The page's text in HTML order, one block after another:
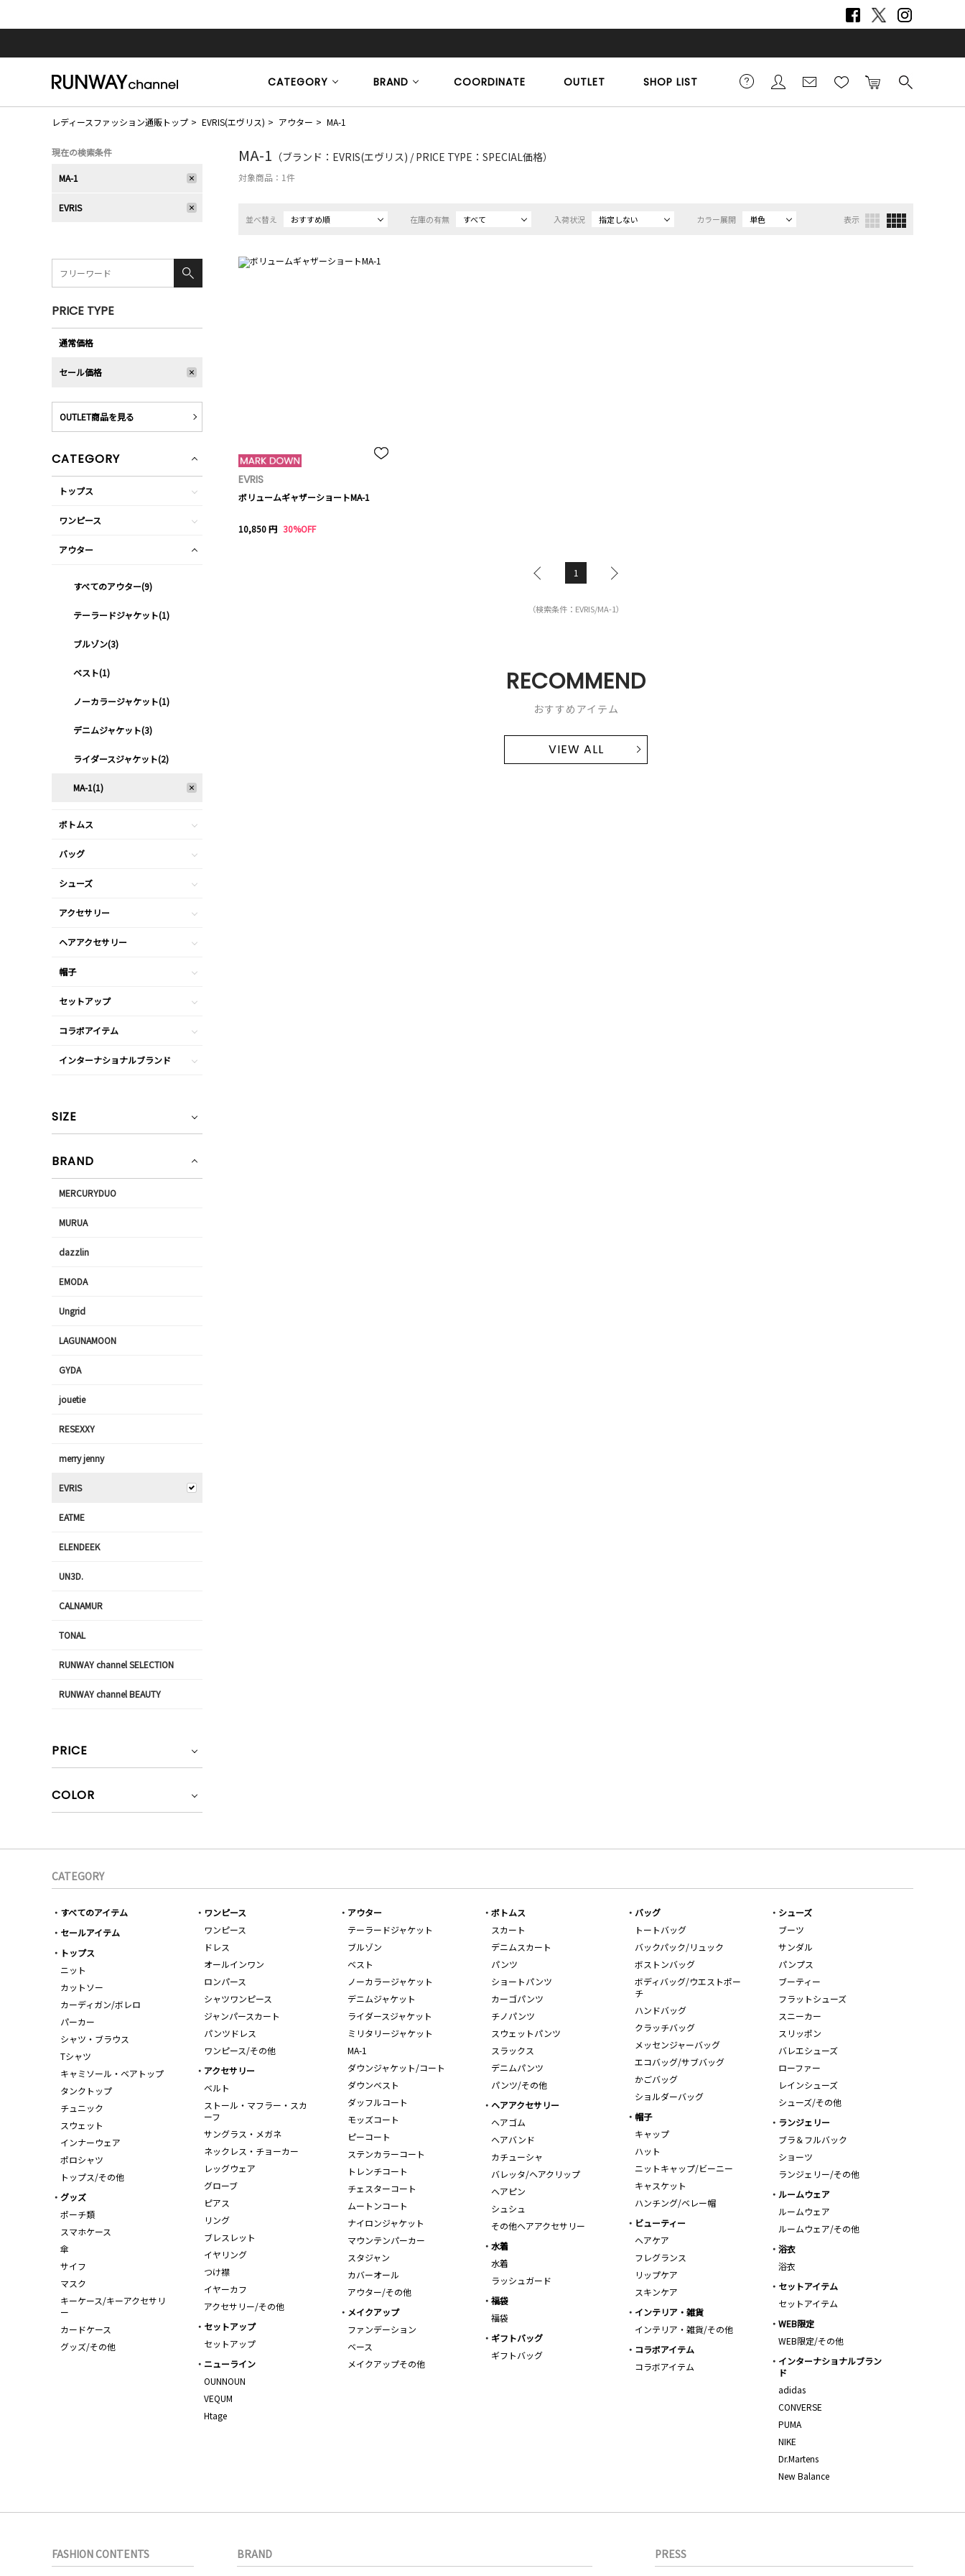
CATEGORY BRAND COORDINATE OUTLET SHOP LIST
レディースファッション通販トップ EVRIS(エヴリス) アウター MA-1
MA-1 （ブランド：EVRIS(エヴリス) / PRICE TYPE：SPECIAL価格）
対象商品： 1件
並べ替え おすすめ順 在庫の有無 すべて 入荷状況 指定しない カラー展開 単色 表示
EVRIS
ボリュームギャザーショートMA-1
10,850 円 30%OFF
1
（検索条件：EVRIS/MA-1）
RECOMMEND
おすすめアイテム
VIEW ALL
現在の検索条件
MA-1
EVRIS
PRICE TYPE
通常価格
セール価格
OUTLET商品を見る
CATEGORY
トップス
ワンピース
アウター
すべてのアウター(9)
テーラードジャケット(1)
ブルゾン(3)
ベスト(1)
ノーカラージャケット(1)
デニムジャケット(3)
ライダースジャケット(2)
MA-1(1)
ボトムス
バッグ
シューズ
アクセサリー
ヘアアクセサリー
帽子
セットアップ
コラボアイテム
インターナショナルブランド
SIZE
BRAND
MERCURYDUO
MURUA
dazzlin
EMODA
Ungrid
LAGUNAMOON
GYDA
jouetie
RESEXXY
merry jenny
EVRIS
EATME
ELENDEEK
UN3D.
CALNAMUR
TONAL
RUNWAY channel SELECTION
RUNWAY channel BEAUTY
PRICE
COLOR
CATEGORY
すべてのアイテム
セールアイテム
トップス
ニット
カットソー
カーディガン/ボレロ
パーカー
シャツ・ブラウス
Tシャツ
キャミソール・ベアトップ
タンクトップ
チュニック
スウェット
インナーウェア
ポロシャツ
トップス/その他
ワンピース
ワンピース
ドレス
オールインワン
ロンパース
シャツワンピース
ジャンパースカート
パンツドレス
ワンピース/その他
アウター
テーラードジャケット
ブルゾン
ベスト
ノーカラージャケット
デニムジャケット
ライダースジャケット
ミリタリージャケット
MA-1
ダウンジャケット/コート
ダウンベスト
ダッフルコート
モッズコート
ピーコート
ステンカラーコート
トレンチコート
チェスターコート
ムートンコート
ナイロンジャケット
マウンテンパーカー
スタジャン
カバーオール
アウター/その他
ボトムス
スカート
デニムスカート
パンツ
ショートパンツ
カーゴパンツ
チノパンツ
スウェットパンツ
スラックス
デニムパンツ
パンツ/その他
バッグ
トートバッグ
バックパック/リュック
ボストンバッグ
ボディバッグ/ウエストポー
チ
ハンドバッグ
クラッチバッグ
メッセンジャーバッグ
エコバッグ/サブバッグ
かごバッグ
ショルダーバッグ
シューズ
ブーツ
サンダル
パンプス
ブーティー
フラットシューズ
スニーカー
スリッポン
バレエシューズ
ローファー
レインシューズ
シューズ/その他
アクセサリー
ベルト
ストール・マフラー・スカ
ーフ
サングラス・メガネ
ネックレス・チョーカー
レッグウェア
グローブ
ピアス
リング
ブレスレット
イヤリング
つけ襟
イヤーカフ
アクセサリー/その他
ヘアアクセサリー
ヘアゴム
ヘアバンド
カチューシャ
バレッタ/ヘアクリップ
ヘアピン
シュシュ
その他ヘアアクセサリー
帽子
キャップ
ハット
ニットキャップ/ビーニー
キャスケット
ハンチング/ベレー帽
ランジェリー
ブラ＆フルバック
ショーツ
ランジェリー/その他
ルームウェア
ルームウェア
ルームウェア/その他
グッズ
ポーチ類
スマホケース
傘
サイフ
マスク
キーケース/キーアクセサリ
ー
カードケース
グッズ/その他
ビューティー
ヘアケア
フレグランス
リップケア
スキンケア
水着
水着
ラッシュガード
浴衣
浴衣
セットアイテム
セットアイテム
福袋
福袋
メイクアップ
ファンデーション
ベース
メイクアップその他
インテリア・雑貨
インテリア・雑貨/その他
WEB限定
WEB限定/その他
セットアップ
セットアップ
ギフトバッグ
ギフトバッグ
コラボアイテム
コラボアイテム
インターナショナルブラン
ド
adidas
CONVERSE
PUMA
NIKE
Dr.Martens
New Balance
ニューライン
OUNNOUN
VEQUM
Htage
FASHION CONTENTS BRAND PRESS